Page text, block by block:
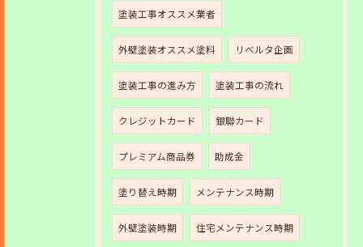
塗装工事オススメ業者
外壁塗装オススメ塗料 リベルタ企画
塗装工事の進み方 塗装工事の流れ
クレジットカード 銀聯カード
プレミアム商品券 助成金
塗り替え時期 メンテナンス時期
外壁塗装時期 住宅メンテナンス時期